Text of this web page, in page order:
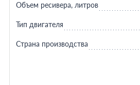
Объем ресивера, литров
Тип двигателя
Страна производства